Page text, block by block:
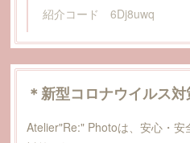
紹介コード 6Dj8uwq
＊新型コロナウイルス
Atelier"Re:" Photoは、安心・